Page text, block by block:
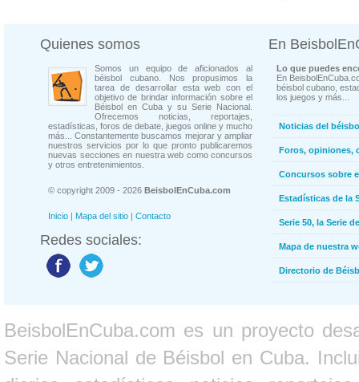
Quienes somos
Somos un equipo de aficionados al
béisbol cubano. Nos propusimos la
tarea de desarrollar esta web con el
objetivo de brindar información sobre el
Béisbol en Cuba y su Serie Nacional.
Ofrecemos noticias, reportajes,
estadísticas, foros de debate, juegos online y mucho
más... Constantemente buscamos mejorar y ampliar
nuestros servicios por lo que pronto publicaremos
nuevas secciones en nuestra web como concursos
y otros entretenimientos.
© copyright 2009 - 2026 BeisbolEnCuba.com
Inicio | Mapa del sitio | Contacto
Redes sociales:
En
Lo que puedes
En
béisbol cubano,
los juegos y más...
Noticias del
Foros, opiniones,
Concursos sobre
Estadísticas de la
Serie 50, la Serie
Mapa de nuestra
Directorio de
BeisbolEnCuba.com es un proyecto
Serie Nacional de Béisbol en Cuba.